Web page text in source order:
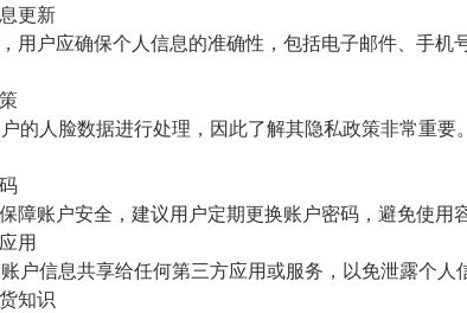
更新
用户应确保个人信息的准确性，包括电子邮件、手
的人脸数据进行处理，因此了解其隐私政策非常重
障账户安全，建议用户定期更换账户密码，避免使用
用
户信息共享给任何第三方应用或服务，以免泄露个人
知识